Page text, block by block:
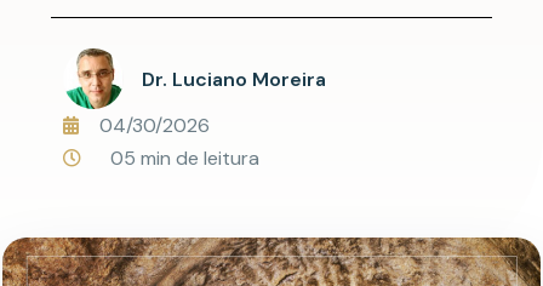
Dr. Luciano Moreira
04/30/2026
05 min de leitura